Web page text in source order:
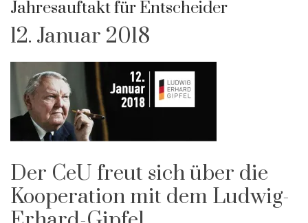
Jahresauftakt für Entscheider
12. Januar 2018
Der CeU freut sich über die
Kooperation mit dem Ludwig-